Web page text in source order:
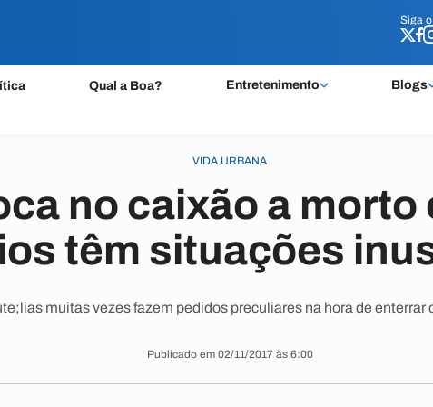
Siga o
Qual a Boa? Entretenimento Blogs
Siga o
VIDA URBANA
no caixão a morto
têm situações
muitas vezes fazem pedidos preculiares na hora de enterrar
Publicado em 02/11/2017 às 6:00